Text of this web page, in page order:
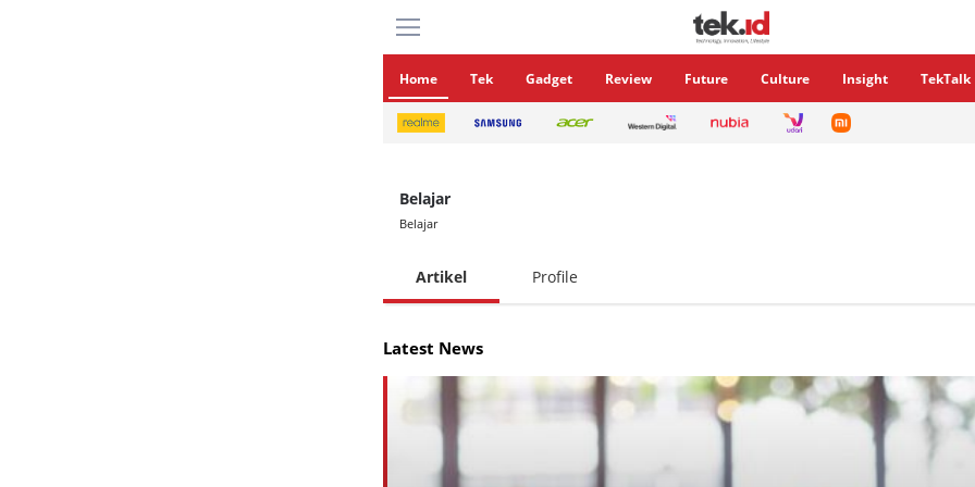
Home Tek Gadget Review Future Culture Insight TekTalk
Belajar
Belajar
Artikel Profile
Latest News